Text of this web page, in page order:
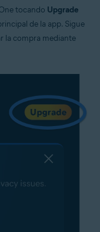
tocando Upgrade
de la app. Sigue
la compra mediante